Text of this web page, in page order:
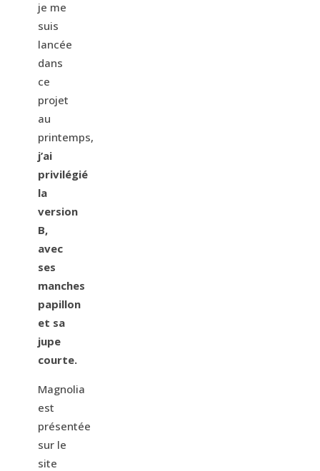
je me
suis
lancée
dans
ce
projet
au
printemps,
j’ai
privilégié
la
version
B,
avec
ses
manches
papillon
et sa
jupe
courte.
Magnolia
est
présentée
sur le
site